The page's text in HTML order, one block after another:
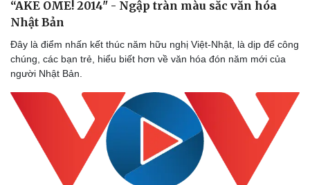
Làm đẹp - giảm cân
Phòng mạch online
“AKE OME! 2014" - Ngập tràn màu sắc văn hóa
Nhật Bản
Đây là điểm nhấn kết thúc năm hữu nghị Việt-Nhật, là dịp để công
chúng, các bạn trẻ, hiểu biết hơn về văn hóa đón năm mới của
người Nhật Bản.